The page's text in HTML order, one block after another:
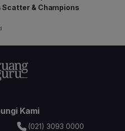
& Champions
Kami
(021) 3093 0000